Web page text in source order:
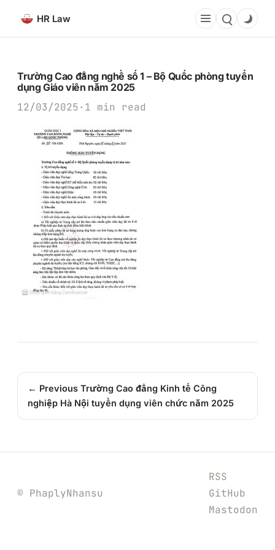
phần
dung
HR Law
Trường Cao đẳng nghề số 1 – Bộ Quốc phòng tuyển
dụng Giáo viên năm 2025
12/03/2025· 1 min read
← Previous Trường Cao đẳng Kinh tế Công
nghiệp Hà Nội tuyển dụng viên chức năm 2025
© PhaplyNhansu
RSS
GitHub
Mastodon